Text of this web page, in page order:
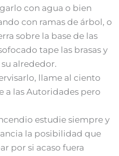
con agua o bien
con ramas de árbol, o
sobre la base de las
tape las brasas y
alrededor.
llame al ciento
a las Autoridades pero
estudie siempre y
la posibilidad que
por si acaso fuera